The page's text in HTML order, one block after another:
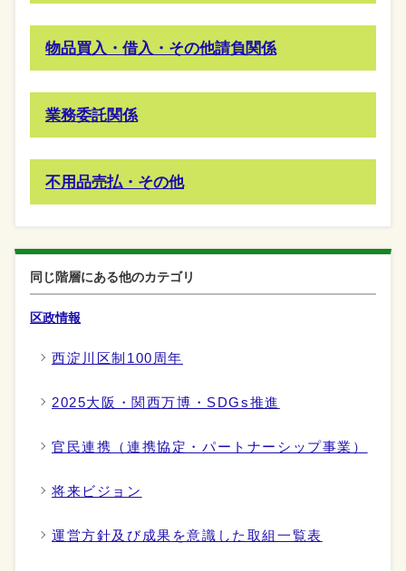
物品買入・借入・その他請負関係
業務委託関係
不用品売払・その他
同じ階層にある他のカテゴリ
区政情報
西淀川区制100周年
2025大阪・関西万博・SDGs推進
官民連携（連携協定・パートナーシップ事業）
将来ビジョン
運営方針及び成果を意識した取組一覧表